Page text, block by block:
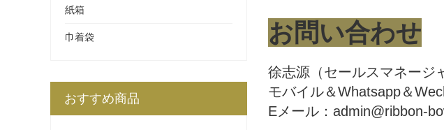
お問い合わせ
徐志源（セールスマネージ
モバイル＆Whatsapp＆
Eメール：admin@ribbon-
紙箱
巾着袋
おすすめ商品